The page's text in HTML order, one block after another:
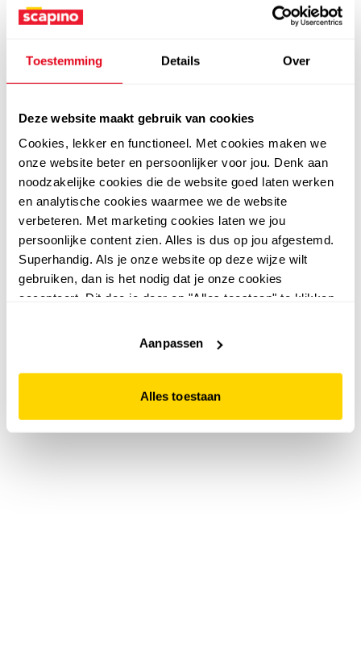
Toestemming Details Over
Deze website maakt gebruik van cookies
Cookies, lekker en functioneel. Met cookies maken we
onze website beter en persoonlijker voor jou. Denk aan
noodzakelijke cookies die de website goed laten werken
en analytische cookies waarmee we de website
verbeteren. Met marketing cookies laten we jou
persoonlijke content zien. Alles is dus op jou afgestemd.
Superhandig. Als je onze website op deze wijze wilt
gebruiken, dan is het nodig dat je onze cookies
accepteert. Dit doe je door op "Alles toestaan" te klikken.
website niet optimaal functioneert.
Aanpassen
Alles toestaan